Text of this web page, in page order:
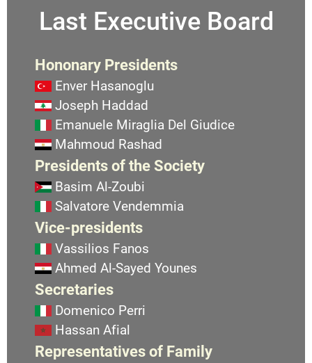
Last Executive Board
Hononary Presidents
Enver Hasanoglu
Joseph Haddad
Emanuele Miraglia Del Giudice
Mahmoud Rashad
Presidents of the Society
Basim Al-Zoubi
Salvatore Vendemmia
Vice-presidents
Vassilios Fanos
Ahmed Al-Sayed Younes
Secretaries
Domenico Perri
Hassan Afial
Representatives of Family